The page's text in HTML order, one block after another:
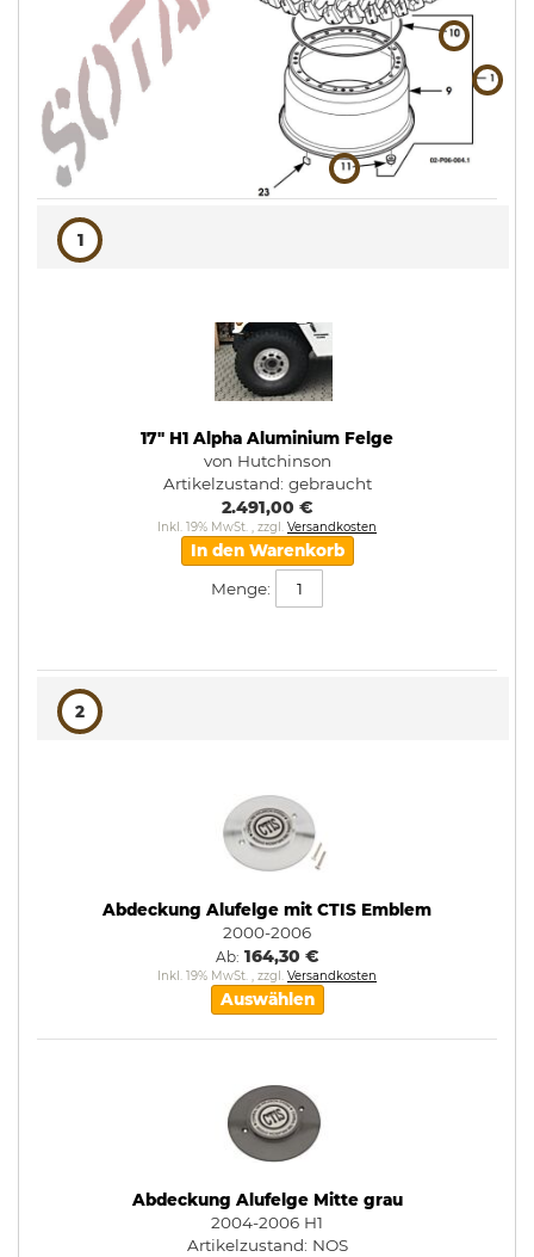
1
17" H1 Alpha Aluminium Felge
von Hutchinson
Artikelzustand: gebraucht
2.491,00 €
Inkl. 19% MwSt. , zzgl. Versandkosten
In den Warenkorb
Menge:
2
Abdeckung Alufelge mit CTIS Emblem
2000-2006
Ab 164,30 €
Inkl. 19% MwSt. , zzgl. Versandkosten
Auswählen
Abdeckung Alufelge Mitte grau
2004-2006 H1
Artikelzustand: NOS